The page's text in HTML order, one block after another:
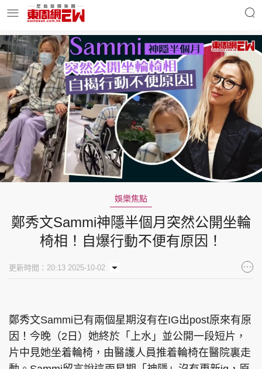
明星名人 時事財經
東周Ladies 優享生活
東周食玩通 會員活動
玄學靈異 東周專欄
東周刊 cazbuyer 東Touch
娛樂焦點
鄭秀文Sammi神隱半個月突然公開坐輪
椅相！自爆行動不便有原因！
更新時間：20:13 2025-10-02
鄭秀文Sammi已有兩個星期沒有在IG出post原來有原
因！今晚（2日）她終於「上水」並公開一段短片，
片中見她坐着輪椅，由醫護人員推着輪椅在醫院裏走